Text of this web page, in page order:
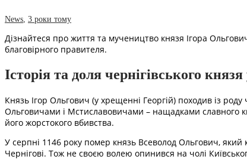
News 3 роки тому
Дізнайтеся про життя та мучеництво князя Ігора
благовірного правителя.
Історія та доля чернігівського
Князь Ігор Ольгович (у хрещенні Георгій) походив із роду
Ольговичами і Мстиславовичами – нащадками славного
його жорстокого вбивства.
У серпні 1146 року помер князь Всеволод Ольгович,
Чернігові. Тож не своєю волею опинився на чолі